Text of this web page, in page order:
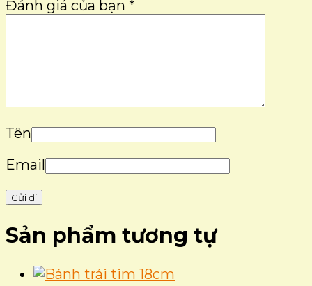
Đánh giá của bạn *
Tên
Email
Sản phẩm tương tự